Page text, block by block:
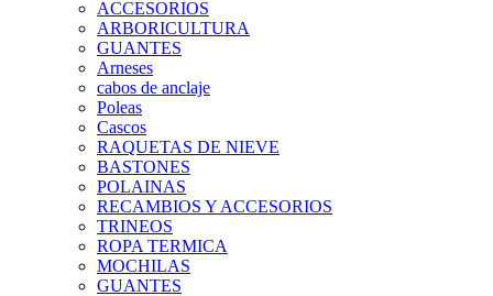
ACCESORIOS
ARBORICULTURA
GUANTES
Arneses
cabos de anclaje
Poleas
Cascos
RAQUETAS DE NIEVE
BASTONES
POLAINAS
RECAMBIOS Y ACCESORIOS
TRINEOS
ROPA TERMICA
MOCHILAS
GUANTES